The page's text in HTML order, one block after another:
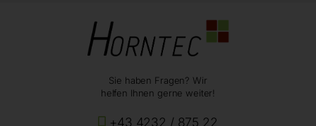
Sie haben Fragen? Wir
helfen Ihnen gerne weiter!
+43 4232 / 875 22